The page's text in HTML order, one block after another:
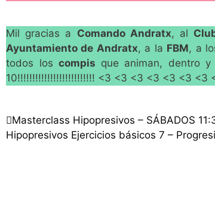
Mil gracias a Comando Andratx, al
Ayuntamiento de Andratx, a la FBM, a
todos loscompis que animan, dentro
10!!!!!!!!!!!!!!!!!!!!!!!!!! <3 <3 <3 <3 <3 <3 <3
Masterclass Hipopresivos – SÁBADOS
Hipopresivos Ejercicios básicos 7 –